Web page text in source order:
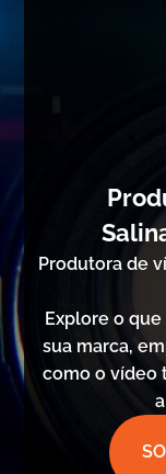
Produtora de
Explore o
sua marca,
como o vídeo